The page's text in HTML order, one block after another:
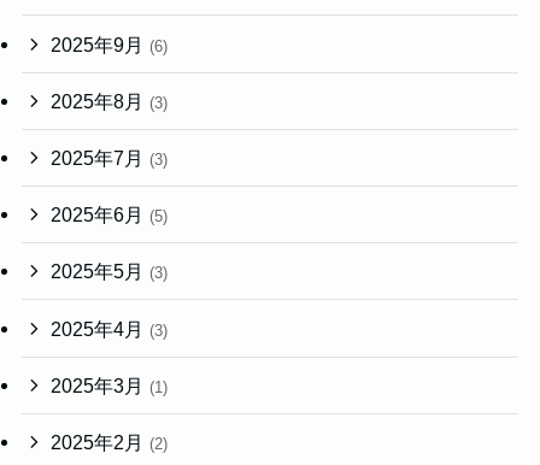
2025年9月 (6)
2025年8月 (3)
2025年7月 (3)
2025年6月 (5)
2025年5月 (3)
2025年4月 (3)
2025年3月 (1)
2025年2月 (2)